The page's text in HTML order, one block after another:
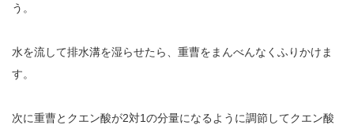
う。
水を流して排水溝を湿らせたら、重曹をまんべんなくふりかけま
す。
次に重曹とクエン酸が2対1の分量になるように調節してクエン酸